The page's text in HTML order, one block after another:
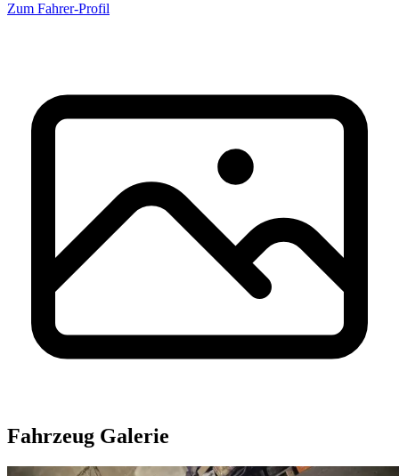
Zum Fahrer-Profil
Fahrzeug Galerie